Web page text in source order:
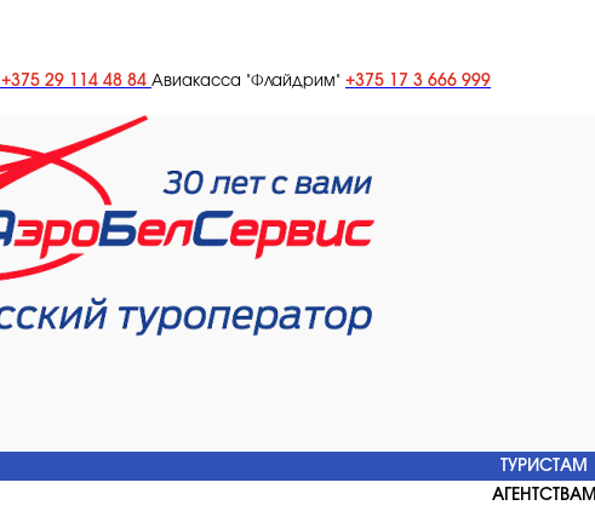
+375 29 114 48 84 Авиакасса "Флайдрим" +375 17 3 666 999
ТУРИСТАМ
АГЕНТСТВАМ